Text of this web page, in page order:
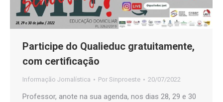
Participe do Qualieduc gratuitamente,
com certificação
Informação Jornalística Por Sinproeste 20/07/2022
Professor, anote na sua agenda, nos dias 28, 29 e 30